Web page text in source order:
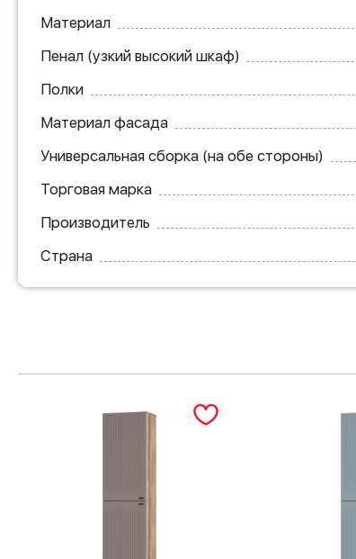
Материал
Пенал (узкий высокий шкаф)
Полки
Материал фасада
Универсальная сборка (на обе стороны)
Торговая марка
Производитель
Страна